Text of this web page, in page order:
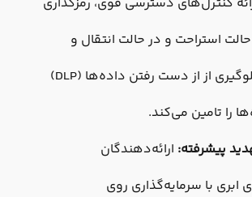
استراحت و در حالت انتقال و
همچنین جلوگیری از از دست رفتن داده‌ها (DLP)
را تامین می‌کند.
پیشرفته: ارائه‌دهندگان
با سرمایه‌گذاری روی